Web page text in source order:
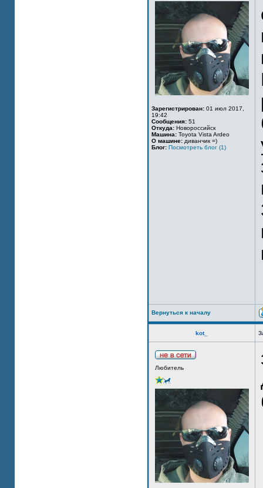
Зарегистрирован: 01 июл 2017,
19:42
Сообщения: 51
Откуда: Новороссийск
Машина: Toyota Vista Ardeo
О машине: диванчик =)
Блог: Посмотреть блог (1)
Вернуться к началу
kot_
Любитель